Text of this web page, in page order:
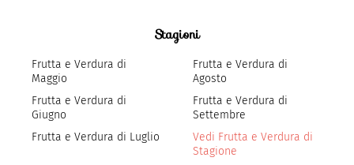
Stagioni
Frutta e Verdura di
Maggio
Frutta e Verdura di
Giugno
Frutta e Verdura di Luglio
Frutta e Verdura di
Agosto
Frutta e Verdura di
Settembre
Vedi Frutta e Verdura di
Stagione